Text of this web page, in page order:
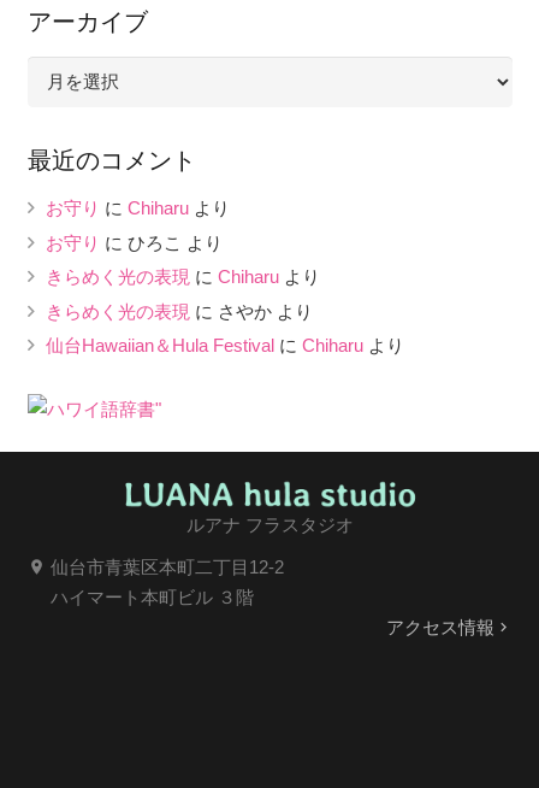
アーカイブ
イ
最近のコメント
お守り に Chiharuより
お守り に ひろこ より
きらめく光の表現 に Chiharuより
きらめく光の表現 に さやかより
仙台Hawaiian＆Hula Festivalに Chiharuより
ルアナ フラスタジオ
location_on 仙台市青葉区本町二丁目12-2
ハイマート本町ビル ３階
アクセス情報 keyboard_arrow_right